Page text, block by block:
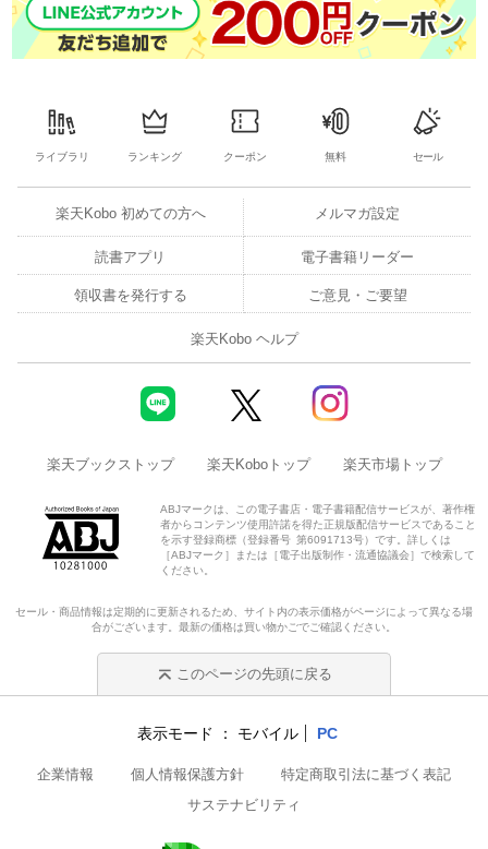
ライブラリ ランキング クーポン 無料 セール
楽天Kobo 初めての方へ メルマガ設定
読書アプリ 電子書籍リーダー
領収書を発行する ご意見・ご要望
楽天Kobo ヘルプ
楽天ブックストップ 楽天Koboトップ 楽天市場トップ
ABJマークは、この電子書店・電子書籍配信サービスが、著作権
者からコンテンツ使用許諾を得た正規版配信サービスであること
を示す登録商標（登録番号 第6091713号）です。詳しくは
［ABJマーク］または［電子出版制作・流通協議会］で検索して
ください。
セール・商品情報は定期的に更新されるため、サイト内の表示価格がページによって異なる場
合がございます。最新の価格は買い物かごでご確認ください。
このページの先頭に戻る
表示モード モバイル PC
企業情報 個人情報保護方針
特定商取引法に基づく表記
サステナビリティ